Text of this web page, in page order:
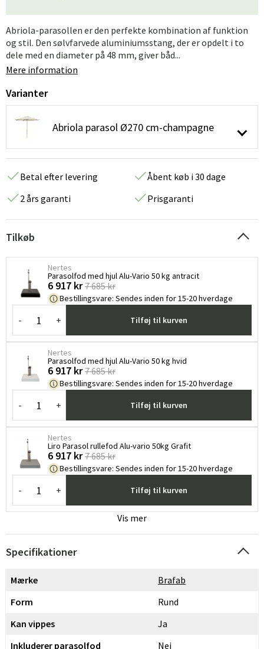
Abriola-parasollen er den perfekte kombination af funktion
og stil. Den sølvfarvede aluminiumsstang, der er opdelt i to
dele med en diameter på 48 mm, giver båd...
Mere information
Varianter
Abriola parasol Ø270 cm-champagne
Betal efter levering
Åbent køb i 30 dage
2 års garanti
Prisgaranti
Tilkøb
Nertes
Parasolfod med hjul Alu-Vario 50 kg antracit
6 917 kr 7 685 kr
Bestillingsvare: Sendes inden for 15-20 hverdage
- + Tilføj til kurven
Nertes
Parasolfod med hjul Alu-Vario 50 kg hvid
6 917 kr 7 685 kr
Bestillingsvare: Sendes inden for 15-20 hverdage
- + Tilføj til kurven
Nertes
Liro Parasol rullefod Alu-vario 50kg Grafit
6 917 kr 7 685 kr
Bestillingsvare: Sendes inden for 15-20 hverdage
- + Tilføj til kurven
Vis mer
Specifikationer
Mærke
Brafab
Form
Rund
Kan vippes
Ja
Inkluderer parasolfod
Nej